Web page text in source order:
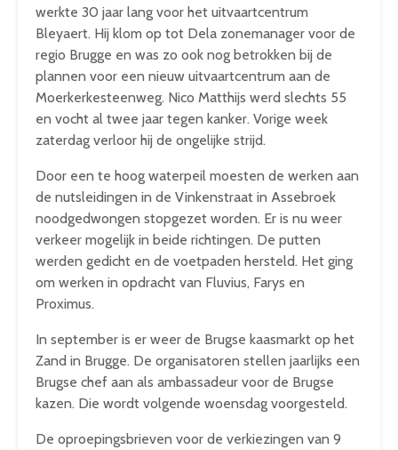
werkte 30 jaar lang voor het uitvaartcentrum
Bleyaert. Hij klom op tot Dela zonemanager voor de
regio Brugge en was zo ook nog betrokken bij de
plannen voor een nieuw uitvaartcentrum aan de
Moerkerkesteenweg. Nico Matthijs werd slechts 55
en vocht al twee jaar tegen kanker. Vorige week
zaterdag verloor hij de ongelijke strijd.
Door een te hoog waterpeil moesten de werken aan
de nutsleidingen in de Vinkenstraat in Assebroek
noodgedwongen stopgezet worden. Er is nu weer
verkeer mogelijk in beide richtingen. De putten
werden gedicht en de voetpaden hersteld. Het ging
om werken in opdracht van Fluvius, Farys en
Proximus.
In september is er weer de Brugse kaasmarkt op het
Zand in Brugge. De organisatoren stellen jaarlijks een
Brugse chef aan als ambassadeur voor de Brugse
kazen. Die wordt volgende woensdag voorgesteld.
De oproepingsbrieven voor de verkiezingen van 9